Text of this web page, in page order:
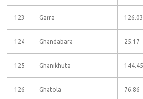
123 Garra 126.03
124 Ghandabara 25.17
125 Ghanikhuta 144.45
126 Ghatola 76.86